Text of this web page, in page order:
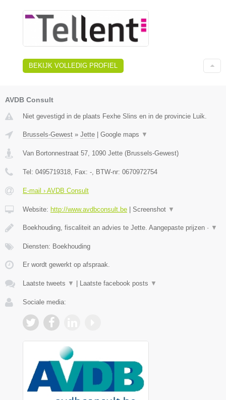
BEKIJK VOLLEDIG PROFIEL
AVDB Consult
Niet gevestigd in de plaats Fexhe Slins en in de provincie Luik.
Brussels-Gewest » Jette Google maps ▼
Van Bortonnestraat 57, 1090 Jette (Brussels-Gewest)
Tel: 0495719318, Fax: -, BTW-nr: 0670972754
E-mail › AVDB Consult
Website: http://www.avdbconsult.be Screenshot ▼
Boekhouding, fiscaliteit an advies te Jette. Aangepaste prijzen · ▼
Diensten: Boekhouding
Er wordt gewerkt op afspraak.
Laatste tweets ▼ Laatste facebook posts ▼
Sociale media: